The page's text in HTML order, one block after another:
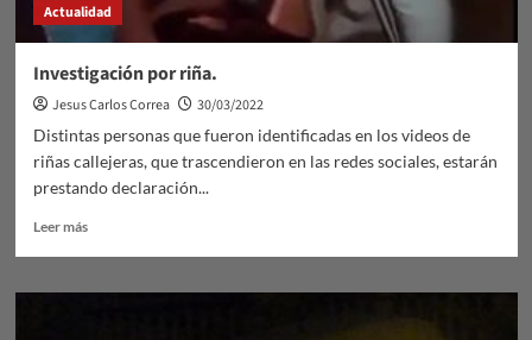
Actualidad
Investigación por riña.
Jesus Carlos Correa
30/03/2022
Distintas personas que fueron identificadas en los videos de
riñas callejeras, que trascendieron en las redes sociales, estarán
prestando declaración...
Leer másLeer
Investigación